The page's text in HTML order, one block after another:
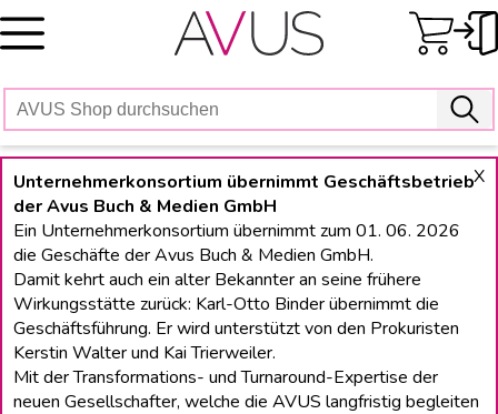
Skip
to
X
Unternehmerkonsortium übernimmt Geschäftsbetrieb
der Avus Buch & Medien GmbH
Ein Unternehmerkonsortium übernimmt zum 01. 06. 2026
die Geschäfte der Avus Buch & Medien GmbH.
Damit kehrt auch ein alter Bekannter an seine frühere
Wirkungsstätte zurück: Karl-Otto Binder übernimmt die
Geschäftsführung. Er wird unterstützt von den Prokuristen
Kerstin Walter und Kai Trierweiler.
Mit der Transformations- und Turnaround-Expertise der
neuen Gesellschafter, welche die AVUS langfristig begleiten